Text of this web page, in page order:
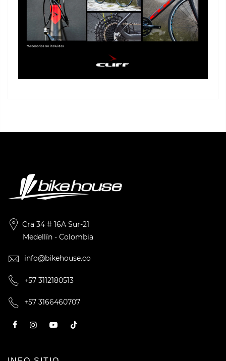
Cra 34 # 16A Sur-21
Medellín - Colombia
info@bikehouse.co
+57 3112180513
+57 3166460707